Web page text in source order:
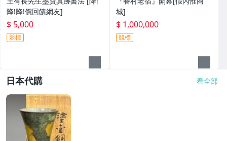
降!降!價回饋網友]
$ 5,000
競標
城]
$ 1,000,000
競標
日本代購 看全部